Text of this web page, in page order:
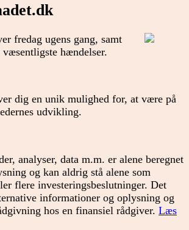
fredag ugens gang, samt
hændelser.
dig en unik mulighed for, at være på
udvikling.
analyser, data m.m. er alene beregnet
og kan aldrig stå alene som
flere investeringsbeslutninger. Det
informationer og oplysning og
hos en finansiel rådgiver. Læs